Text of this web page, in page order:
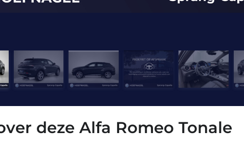
deze Alfa Romeo Tonale